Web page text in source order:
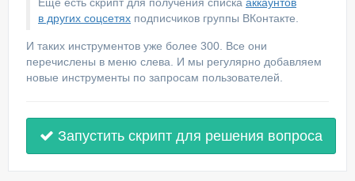
в других соцсетях подписчиков группы ВКонтакте.
И таких инструментов уже более 300. Все они
перечислены в меню слева. И мы регулярно добавляем
новые инструменты по запросам пользователей.
Запустить скрипт для решения вопроса